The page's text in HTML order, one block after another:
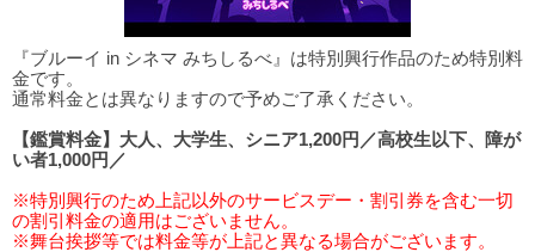
『ブルーイ in シネマ みちしるべ』は特別興行作品のため特別料
金です。
通常料金とは異なりますので予めご了承ください。
【鑑賞料金】大人、大学生、シニア1,200円／高校生以下、障が
い者1,000円／
※特別興行のため上記以外のサービスデー・割引券を含む一切
の割引料金の適用はございません。
※舞台挨拶等では料金等が上記と異なる場合がございます。